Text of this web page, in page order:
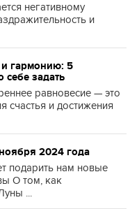
негативному
и
и гармонию: 5
задать
равновесие — это
счастья и достижения
2024 года
подарить нам новые
О том, как
...